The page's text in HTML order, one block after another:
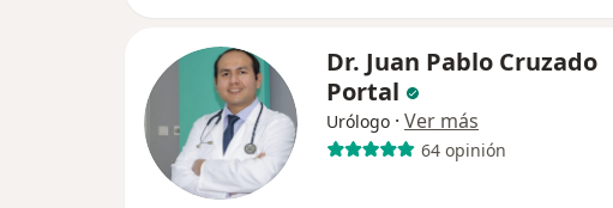
Dr. Juan Pablo Cruzado
Portal
Urólogo · Ver más
64 opinión